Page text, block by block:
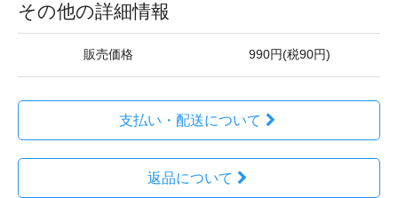
その他の詳細情報
販売価格 990円(税90円)
支払い・配送について
返品について